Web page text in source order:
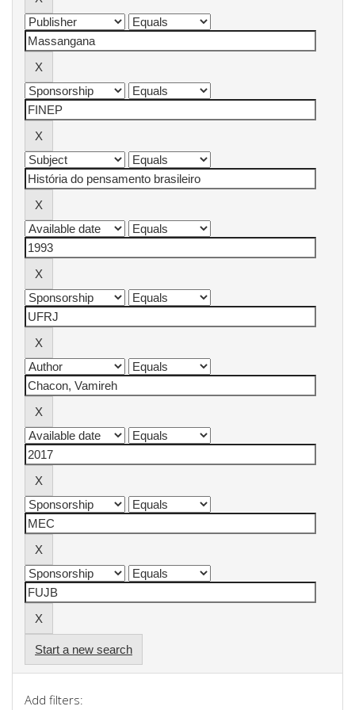
Start a new search
Add filters: